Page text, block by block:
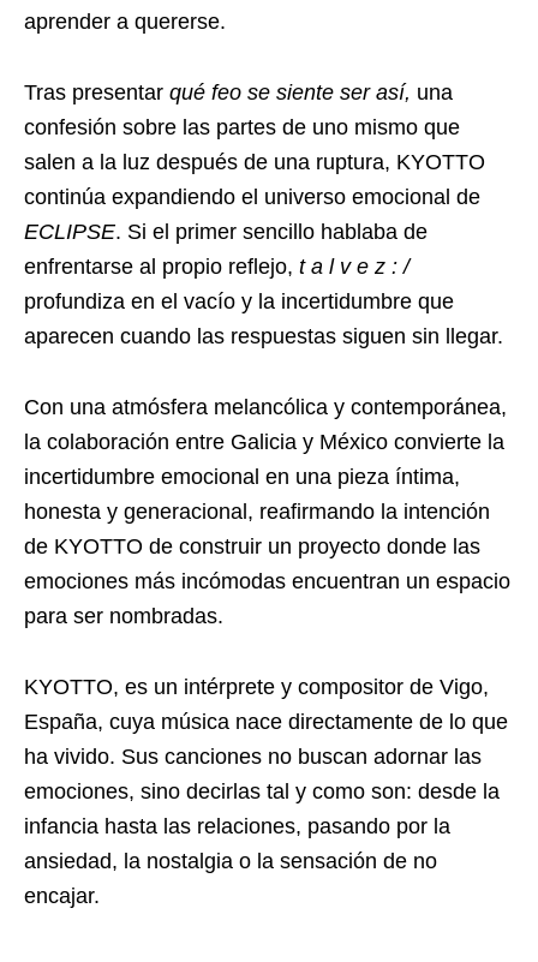
aprender a quererse.
Tras presentar qué feo se siente ser así, una
confesión sobre las partes de uno mismo que
salen a la luz después de una ruptura, KYOTTO
continúa expandiendo el universo emocional de
ECLIPSE. Si el primer sencillo hablaba de
enfrentarse al propio reflejo, t a l v e z : /
profundiza en el vacío y la incertidumbre que
aparecen cuando las respuestas siguen sin llegar.
Con una atmósfera melancólica y contemporánea,
la colaboración entre Galicia y México convierte la
incertidumbre emocional en una pieza íntima,
honesta y generacional, reafirmando la intención
de KYOTTO de construir un proyecto donde las
emociones más incómodas encuentran un espacio
para ser nombradas.
KYOTTO, es un intérprete y compositor de Vigo,
España, cuya música nace directamente de lo que
ha vivido. Sus canciones no buscan adornar las
emociones, sino decirlas tal y como son: desde la
infancia hasta las relaciones, pasando por la
ansiedad, la nostalgia o la sensación de no
encajar.